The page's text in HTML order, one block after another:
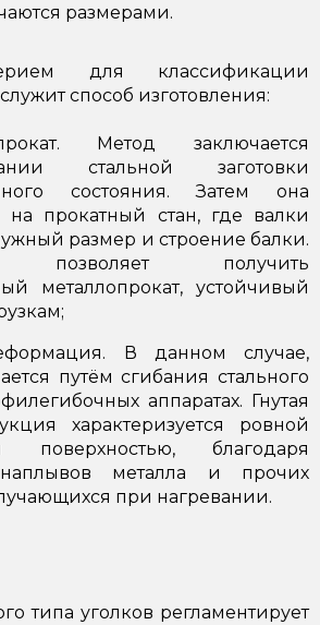
размерами.
для классификации
способ изготовления:
Метод заключается
стальной заготовки
состояния. Затем она
на прокатный стан, где валки
размер и строение балки.
позволяет получить
металлопрокат, устойчивый
В данном случае,
путём сгибания стального
аппаратах. Гнутая
характеризуется ровной
благодаря
наплывов металла и прочих
при нагревании.
типа уголков регламентирует